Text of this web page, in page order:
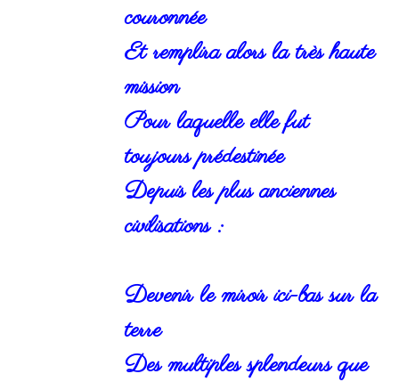
couronnée
Et remplira alors la très haute
mission
Pour laquelle elle fut
toujours prédestinée
Depuis les plus anciennes
civilisations :
Devenir le miroir ici-bas sur la
terre
Des multiples splendeurs que